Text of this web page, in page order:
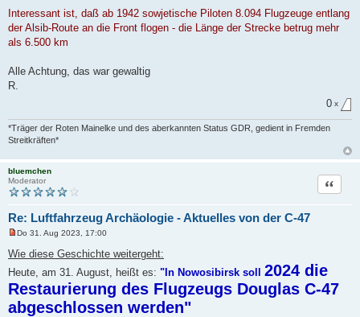
Interessant ist, daß ab 1942 sowjetische Piloten 8.094 Flugzeuge entlang
der Alsib-Route an die Front flogen - die Länge der Strecke betrug mehr
als 6.500 km
Alle Achtung, das war gewaltig
R.
0 x
*Träger der Roten Mainelke und des aberkannten Status GDR, gedient in Fremden
Streitkräften*
bluemchen
Moderator
Re: Luftfahrzeug Archäologie - Aktuelles von der C-47
Zitat
n
g
e
l
e
e
Do 31. Aug 2023, 17:00
Wie diese Geschichte weitergeht:
Heute, am 31. August, heißt es: "In Nowosibirsk soll 2024 die
Restaurierung des Flugzeugs Douglas C-47
abgeschlossen werden"